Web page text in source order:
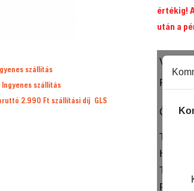
szállítás
szállítás
2.990 Ft szállítási díj GLS
értékig!
után a